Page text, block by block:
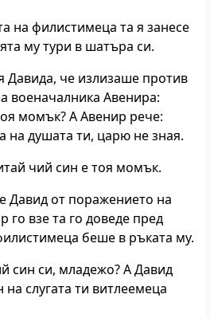
на филистимеца та я занесе
му тури в шатъра си.
Давида, че излизаше против
военачалника Авенира:
момък? А Авенир рече:
на душата ти, царю не зная.
чий син е тоя момък.
Давид от поражението на
го взе та го доведе пред
беше в ръката му.
син си, младежо? А Давид
слугата ти витлеемеца